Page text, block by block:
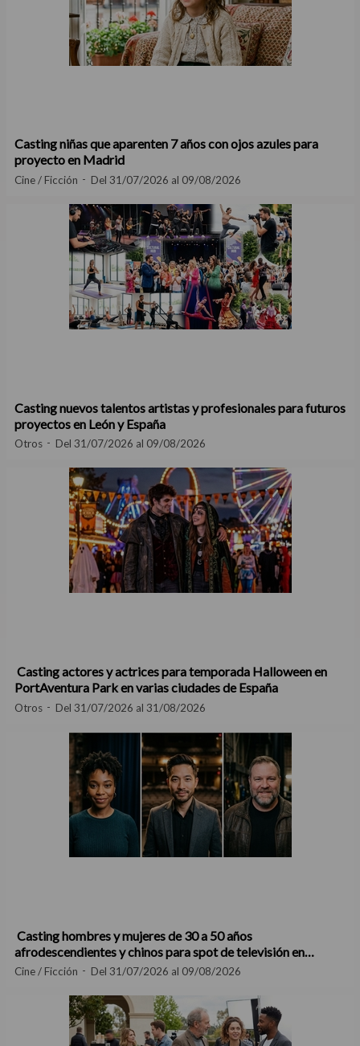
Casting niñas que aparenten 7 años con ojos azules para
proyecto en Madrid
Cine / Ficción Del 31/07/2026 al 09/08/2026
Casting nuevos talentos artistas y profesionales para futuros
proyectos en León y España
Otros Del 31/07/2026 al 09/08/2026
Casting actores y actrices para temporada Halloween en
PortAventura Park en varias ciudades de España
Otros Del 31/07/2026 al 31/08/2026
Casting hombres y mujeres de 30 a 50 años
afrodescendientes y chinos para spot de televisión en
Madrid
Cine / Ficción Del 31/07/2026 al 09/08/2026